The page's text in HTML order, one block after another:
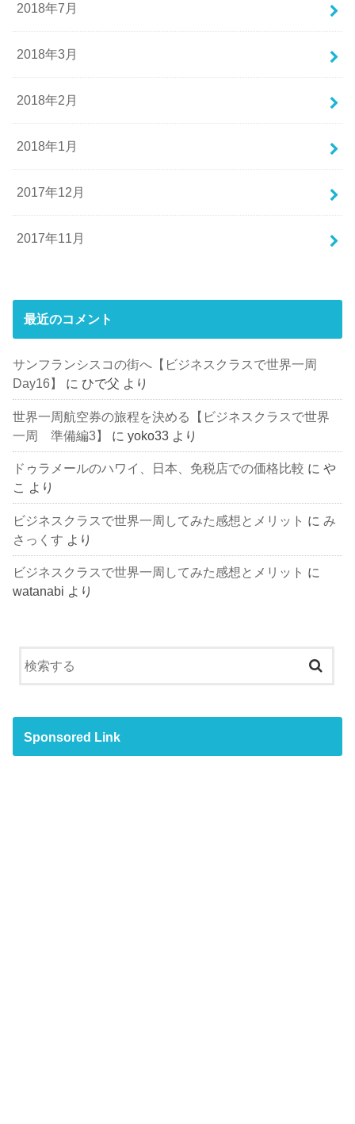
2018年7月
2018年3月
2018年2月
2018年1月
2017年12月
2017年11月
最近のコメント
サンフランシスコの街へ【ビジネスクラスで世界一周
Day16】
に ひで父 より
世界一周航空券の旅程を決める【ビジネスクラスで世界
一周 準備編3】
にyoko33 より
ドゥラメールのハワイ、日本、免税店での価格比較 にや
こ より
ビジネスクラスで世界一周してみた感想とメリット に み
さっくす より
ビジネスクラスで世界一周してみた感想とメリット に
watanabi より
Sponsored Link